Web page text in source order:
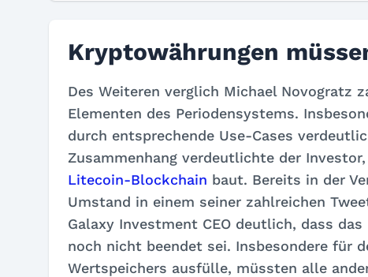
Kryptowährungen
Des Weiteren verglich Michael Novogratz
Elementen des Periodensystems.
durch entsprechende Use-Cases
Zusammenhang verdeutlichte der
Litecoin-Blockchain baut. Bereits in der
Umstand in einem seiner zahlreichen
Galaxy Investment CEO deutlich, dass
noch nicht beendet sei. Insbesondere für
Wertspeichers ausfülle, müssten alle